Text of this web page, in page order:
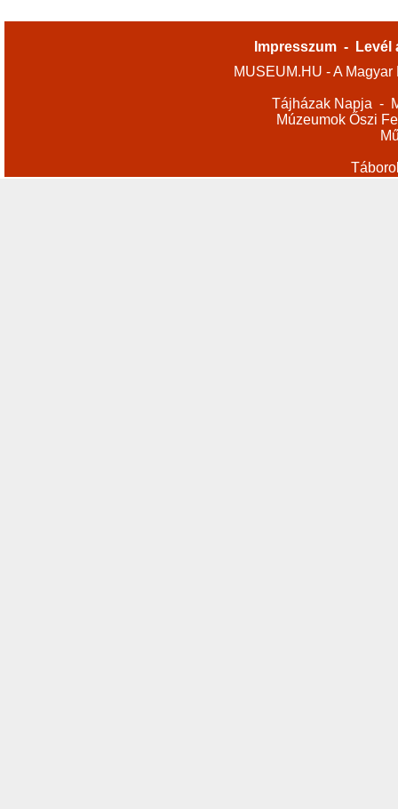
Impresszum -
Levél
MUSEUM.HU - A
Tájházak Napja -
Múzeumok Őszi